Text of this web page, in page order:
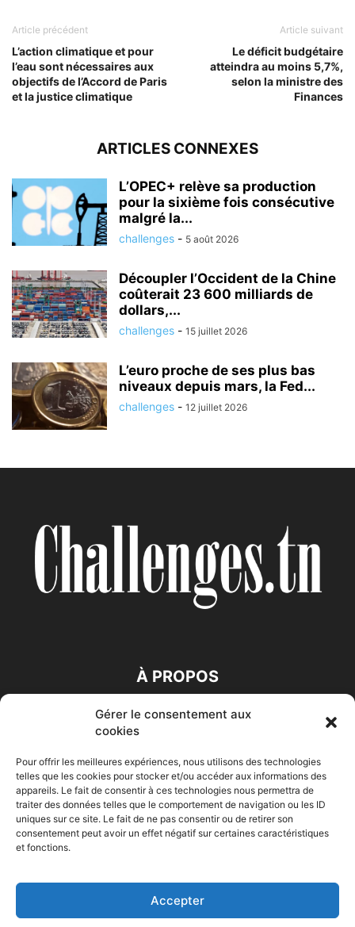
Gérer le consentement aux
cookies
Pour offrir les meilleures expériences, nous utilisons des technologies
telles que les cookies pour stocker et/ou accéder aux informations des
appareils. Le fait de consentir à ces technologies nous permettra de
traiter des données telles que le comportement de navigation ou les ID
uniques sur ce site. Le fait de ne pas consentir ou de retirer son
consentement peut avoir un effet négatif sur certaines caractéristiques
et fonctions.
Accepter
Article précédent
L’action climatique et pour
l’eau sont nécessaires aux
objectifs de l’Accord de Paris
et la justice climatique
Article suivant
Le déficit budgétaire
atteindra au moins 5,7%,
selon la ministre des
Finances
ARTICLES CONNEXES
L’OPEC+ relève sa production
pour la sixième fois consécutive
malgré la...
challenges - 5 août 2026
Découpler l’Occident de la Chine
coûterait 23 600 milliards de
dollars,...
challenges - 15 juillet 2026
L’euro proche de ses plus bas
niveaux depuis mars, la Fed...
challenges - 12 juillet 2026
À PROPOS
SUIVEZ NOUS
Accueil Economie Entreprises Entrepreneur Afrique
HIGH-TECH Auto-Moto